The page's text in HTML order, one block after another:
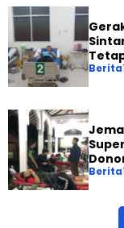
Berita
Berita